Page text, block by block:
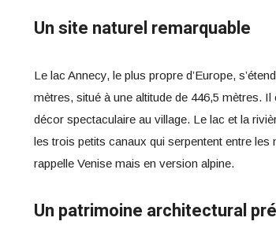
Un site naturel remarquable
Le lac Annecy, le plus propre d’Europe,
mètres, situé à une altitude de 446,5 mètres.
décor spectaculaire au village. Le lac et la
les trois petits canaux qui serpentent entre
rappelle Venise mais en version alpine.
Un patrimoine architectural